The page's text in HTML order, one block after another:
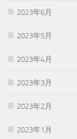
2023年6月
2023年5月
2023年4月
2023年3月
2023年2月
2023年1月